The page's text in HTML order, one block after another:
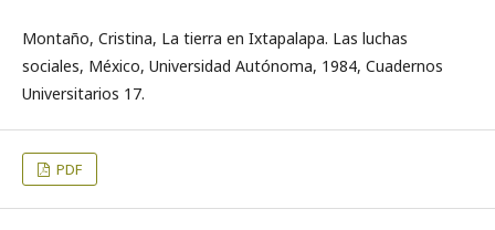
Montaño, Cristina, La tierra en Ixtapalapa. Las luchas
sociales, México, Universidad Autónoma, 1984, Cuadernos
Universitarios 17.
PDF